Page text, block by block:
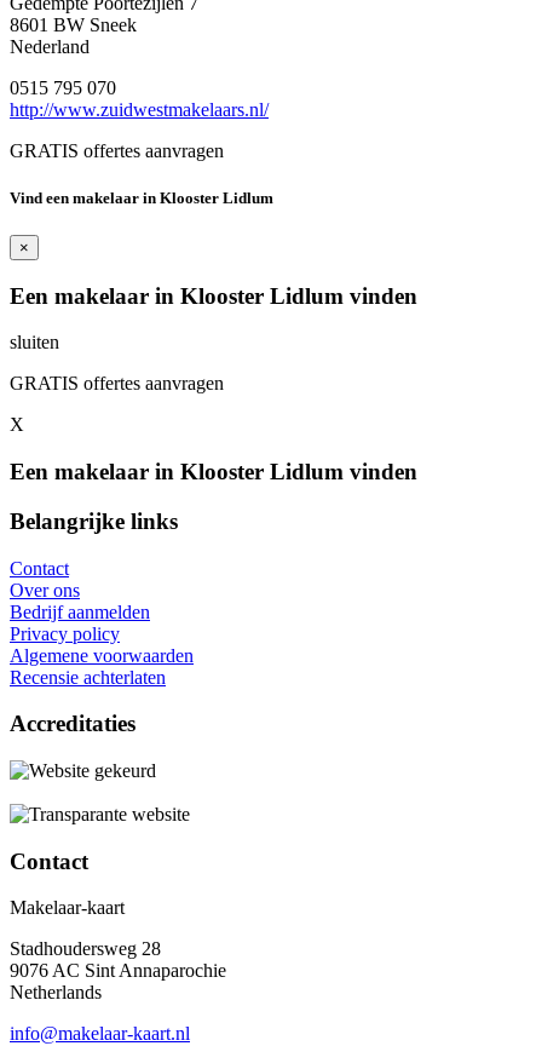
8601 BW Sneek
Nederland
0515 795 070
http://www.zuidwestmakelaars.nl/
GRATIS offertes aanvragen
Vind een makelaar in Klooster Lidlum
×
Een makelaar in Klooster Lidlum vinden
sluiten
GRATIS offertes aanvragen
X
Een makelaar in Klooster Lidlum vinden
Belangrijke links
Contact
Over ons
Bedrijf aanmelden
Privacy policy
Algemene voorwaarden
Recensie achterlaten
Accreditaties
Contact
Makelaar-kaart
Stadhoudersweg 28
9076 AC Sint Annaparochie
Netherlands
info@makelaar-kaart.nl